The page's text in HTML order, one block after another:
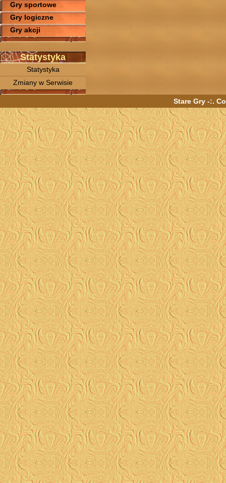
Gry sportowe
Gry logiczne
Gry akcji
Statystyka
Statystyka
Zmiany w Serwisie
Stare Gry -:.